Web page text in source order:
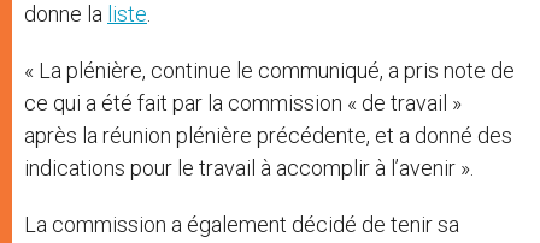
donne la liste
« La plénière, continue le communiqué, a pris note de
ce qui a été fait par la commission « de travail »
après la réunion plénière précédente, et a donné des
indications pour le travail à accomplir à l’avenir ».
La commission a également décidé de tenir sa